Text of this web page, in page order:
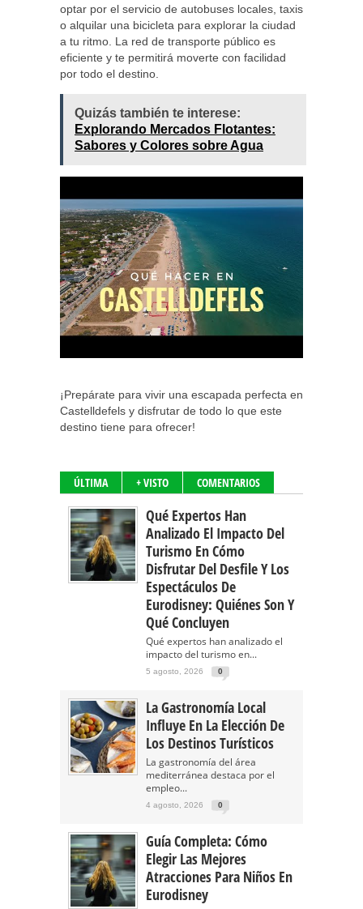
optar por el servicio de autobuses locales, taxis
o alquilar una bicicleta para explorar la ciudad
a tu ritmo. La red de transporte público es
eficiente y te permitirá moverte con facilidad
por todo el destino.
Quizás también te interese:
Explorando Mercados Flotantes:
Sabores y Colores sobre Agua
¡Prepárate para vivir una escapada perfecta en
Castelldefels y disfrutar de todo lo que este
destino tiene para ofrecer!
ÚLTIMA + VISTO COMENTARIOS
Qué Expertos Han
Analizado El Impacto Del
Turismo En Cómo
Disfrutar Del Desfile Y Los
Espectáculos De
Eurodisney: Quiénes Son Y
Qué Concluyen
Qué expertos han analizado el
impacto del turismo en...
5 agosto, 2026 0
La Gastronomía Local
Influye En La Elección De
Los Destinos Turísticos
La gastronomía del área
mediterránea destaca por el
empleo...
4 agosto, 2026 0
Guía Completa: Cómo
Elegir Las Mejores
Atracciones Para Niños En
Eurodisney